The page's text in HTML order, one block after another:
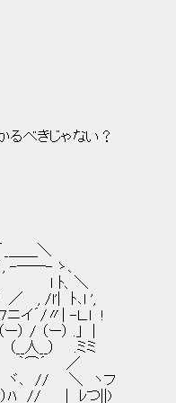
じゃない？
l ',
.l !
） .｣ |
ミ
⌒´ ／
フ
||)